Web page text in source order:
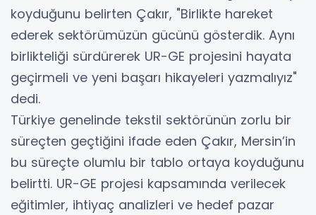
koyduğunu belirten Çakır, "Birlikte hareket
ederek sektörümüzün gücünü gösterdik. Aynı
birlikteliği sürdürerek UR-GE projesini hayata
geçirmeli ve yeni başarı hikayeleri yazmalıyız"
dedi.
Türkiye genelinde tekstil sektörünün zorlu bir
süreçten geçtiğini ifade eden Çakır, Mersin’in
bu süreçte olumlu bir tablo ortaya koyduğunu
belirtti. UR-GE projesi kapsamında verilecek
eğitimler, ihtiyaç analizleri ve hedef pazar